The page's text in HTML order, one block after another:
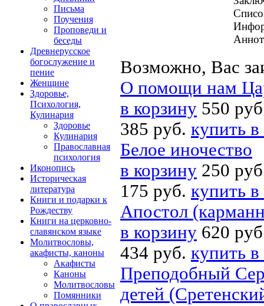
Письма
Поучения
Проповеди и
беседы
Древнерусское
богослужение и
пение
Женщине
Здоровье,
Психология,
Кулинария
Здоровье
Кулинария
Православная
психология
Иконопись
Историческая
литература
Книги и подарки к
Рождеству
Книги на церковно-
славянском языке
Молитвословы,
акафисты, каноны
Акафисты
Каноны
Молитвословы
Помянники
Возможно, Вас
О помощи нам
в корзину 550
385 руб. купить
Белое иночество
в корзину 250
175 руб. купить
Апостол
в корзину 620
434 руб. купить
Преподобный
детей